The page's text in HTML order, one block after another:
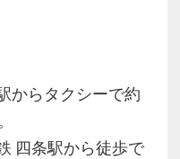
からタクシーで約
四条駅から徒歩で